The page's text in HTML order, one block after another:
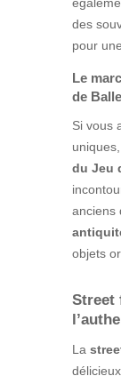
des
pour
Le
de Balle
Si vous
du Jeu
anciens
objets
Street
La